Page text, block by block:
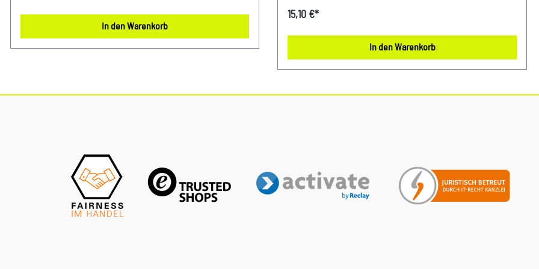
und Rückstände aus dem Motoröl und sorgt so für eine
konstant optimale Schmierung. Das Ergebnis: weniger
passgenau, da Original Ersatzteile passend bei vielen VW,
Audi Modellen Vergleichsnummern: 0451103033, H14/2W,
W719/5, OC47, J1310819 Vorteile auf einen Blick: Effektive
Filterleistung für maximalen Motorschutz Hochwertige
Verarbeitung für lange Lebensdauer Optimale Kompatibilität
In den Warenkorb
genau dafür wurde dieser hochwertige Original Ölfilter
Metallpartikel und Ablagerungen aus dem Ölkreislauf und
sorgt so für eine konstante Performance Deines Motors. Das
auf zahlreiche Modelle von Audi, VW, Seat und Skoda
zuverlässig, effizient und jederzeit einsatzbereit.
Produktinfos & Verwendung: 100 % passgenau, da Original
Ersatzteile passend bei vielen VW, Audi, Skoda Modellen
15,10 €*
In den Warenkorb